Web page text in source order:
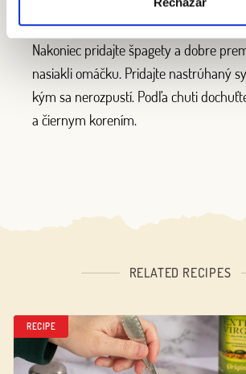
Step 4
Nakoniec pridajte špagety a dobre
nasiakli omáčku. Pridajte nastrúhaný
kým sa nerozpustí. Podľa chuti
a čiernym korením.
RELATED RECIPES
RECIPE